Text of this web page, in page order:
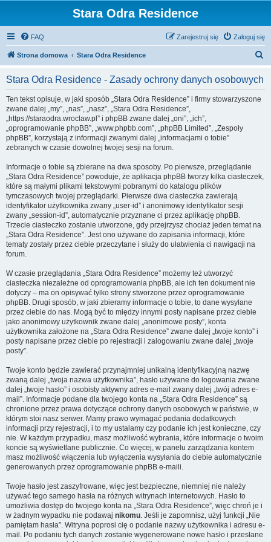
Stara Odra Residence
FAQ Zaloguj się
Zarejestruj się
Strona domowa Stara Odra Residence
Stara Odra Residence - Zasady ochrony danych osobowych
Ten tekst opisuje, w jaki sposób „Stara Odra Residence” i firmy stowarzyszone
zwane dalej „my”, „nas”, „nasz”, „Stara Odra Residence”,
„https://staraodra.wroclaw.pl” i phpBB zwane dalej „oni”, „ich”,
„oprogramowanie phpBB”, „www.phpbb.com”, „phpBB Limited”, „Zespoły
phpBB”, korzystają z informacji zwanymi dalej „informacjami o tobie”
zebranych w czasie dowolnej twojej sesji na forum.
Informacje o tobie są zbierane na dwa sposoby. Po pierwsze, przeglądanie
„Stara Odra Residence” powoduje, że aplikacja phpBB tworzy kilka ciasteczek,
które są małymi plikami tekstowymi pobranymi do katalogu plików
tymczasowych twojej przeglądarki. Pierwsze dwa ciasteczka zawierają
identyfikator użytkownika zwany „user-id” i anonimowy identyfikator sesji
zwany „session-id”, automatycznie przyznane ci przez aplikację phpBB.
Trzecie ciasteczko zostanie utworzone, gdy przejrzysz chociaż jeden temat na
„Stara Odra Residence”. Jest ono używane do zapisania informacji, które
tematy zostały przez ciebie przeczytane i służy do ułatwienia ci nawigacji na
forum.
W czasie przeglądania „Stara Odra Residence” możemy też utworzyć
ciasteczka niezależne od oprogramowania phpBB, ale ich ten dokument nie
dotyczy – ma on opisywać tylko strony stworzone przez oprogramowanie
phpBB. Drugi sposób, w jaki zbieramy informacje o tobie, to dane wysyłane
przez ciebie do nas. Mogą być to między innymi posty napisane przez ciebie
jako anonimowy użytkownik zwane dalej „anonimowe posty”, konta
użytkownika założone na „Stara Odra Residence” zwane dalej „twoje konto” i
posty napisane przez ciebie po rejestracji i zalogowaniu zwane dalej „twoje
posty”.
Twoje konto będzie zawierać przynajmniej unikalną identyfikacyjną nazwę
zwaną dalej „twoja nazwa użytkownika”, hasło używane do logowania zwane
dalej „twoje hasło” i osobisty aktywny adres e-mail zwany dalej „twój adres e-
mail”. Informacje podane dla twojego konta na „Stara Odra Residence” są
chronione przez prawa dotyczące ochrony danych osobowych w państwie, w
którym stoi nasz serwer. Mamy prawo wymagać podania dodatkowych
informacji przy rejestracji, i to my ustalamy czy podanie ich jest konieczne, czy
nie. W każdym przypadku, masz możliwość wybrania, które informacje o twoim
koncie są wyświetlane publicznie. Co więcej, w panelu zarządzania kontem
masz możliwość włączenia lub wyłączenia wysyłania do ciebie automatycznie
generowanych przez oprogramowanie phpBB e-maili.
Twoje hasło jest zaszyfrowane, więc jest bezpieczne, niemniej nie należy
używać tego samego hasła na różnych witrynach internetowych. Hasło to
umożliwia dostęp do twojego konta na „Stara Odra Residence”, więc chroń je i
w żadnym wypadku nie podawaj nikomu. Jeśli je zapomnisz, użyj funkcji „Nie
pamiętam hasła”. Witryna poprosi cię o podanie nazwy użytkownika i adresu e-
mail. Po podaniu tych danych zostanie wygenerowane nowe hasło i przesłane